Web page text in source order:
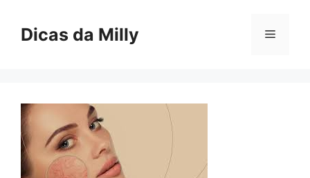
contentDicas da Milly Menu